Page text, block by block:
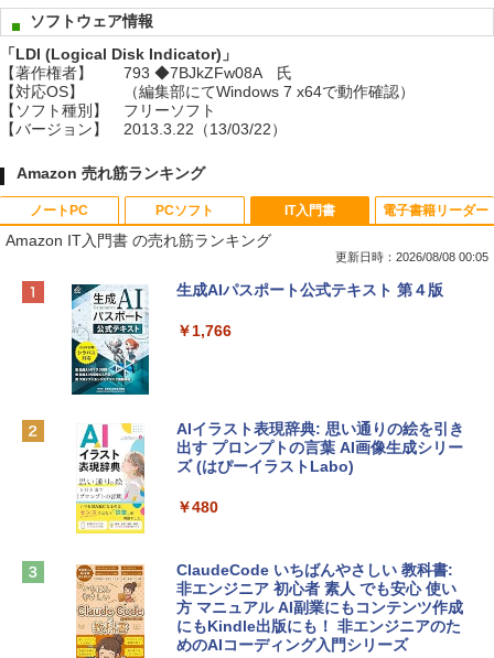
ソフトウェア情報
「LDI (Logical Disk Indicator)」
【著作権者】
793 ◆7BJkZFw08A 氏
【対応OS】
（編集部にてWindows 7 x64で動作確認）
【ソフト種別】
フリーソフト
【バージョン】
2013.3.22（13/03/22）
Amazon 売れ筋ランキング
ノートPC
Apple 2026 MacBook Neo A18 Proチッ
e Intelligence、Liquid Retinaディスプ
￥162,598
tomtoc 360°保護 15.6 16インチ パソコ
￥2,952
Apple 2026 MacBook Air M5チップ搭載
PCソフト
Robloxギフトカード - 800 Robux 【限
インゲームコード】 ロブロックス | オン
Robloxギフトカード - 1000 Robux 【限
定バーチャルアイテムを含む】 【オンラ
ラインコード版
Microsoft Office Home & Business 202
4(最新 永続版)|オンラインコード版|Wind
ows11、10/mac対応|PC2台
IT入門書
Amazon IT入門書 の売れ筋ランキング
更新日時：2026/08/08 00:05
生成AIパスポート公式テキスト 第４版
￥1,766
AIイラスト表現辞典: 思い通りの絵を引き
出す プロンプトの言葉 AI画像生成シリー
ズ (はぴーイラストLabo)
￥480
ClaudeCode いちばんやさしい 教科書:
非エンジニア 初心者 素人 でも安心 使い
方 マニュアル AI副業にもコンテンツ作成
にもKindle出版にも！ 非エンジニアのた
めのAIコーディング入門シリーズ
電子書籍リーダー